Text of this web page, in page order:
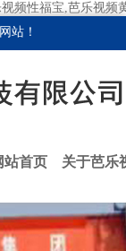
频性福宝,芭乐视频
！
站首页 关于芭乐